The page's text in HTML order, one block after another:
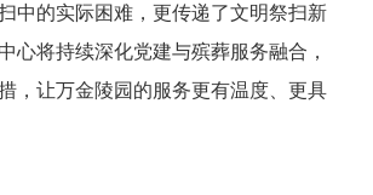
中的实际困难，更传递了文明祭扫新
心将持续深化党建与殡葬服务融合，
，让万金陵园的服务更有温度、更具